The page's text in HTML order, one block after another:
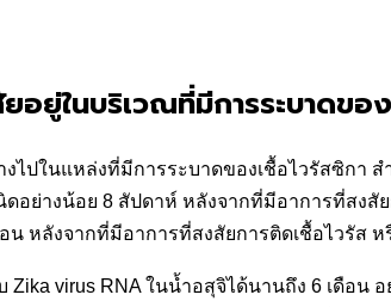
ยู่ในบริเวณที่มีการระบาดขอ
ปในแหล่งที่มีการระบาดของเชื้อไวรัสซิกา
ย่างน้อย 8 สัปดาห์ หลังจากที่มีอาการที่สง
น หลังจากที่มีอาการที่สงสัยการติดเชื้อไวรัส
virus RNA ในน้ำอสุจิได้นานถึง 6 เดือน